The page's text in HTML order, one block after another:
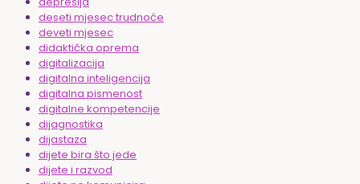
deseti mjesec trudnoće
deveti mjesec
didaktička oprema
digitalizacija
digitalna inteligencija
digitalna pismenost
digitalne kompetencije
dijagnostika
dijastaza
dijete bira što jede
dijete i razvod